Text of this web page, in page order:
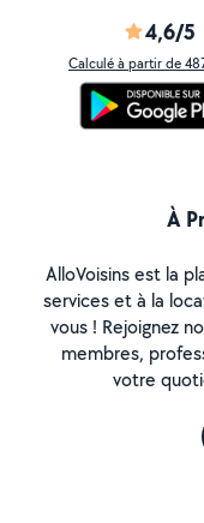
4,6/5
Calculé à partir de
À
AlloVoisins est la
services et à la
vous ! Rejoignez
membres,
votre